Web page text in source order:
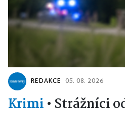
REDAKCE 05. 08. 2026
Krimi • Strážníci